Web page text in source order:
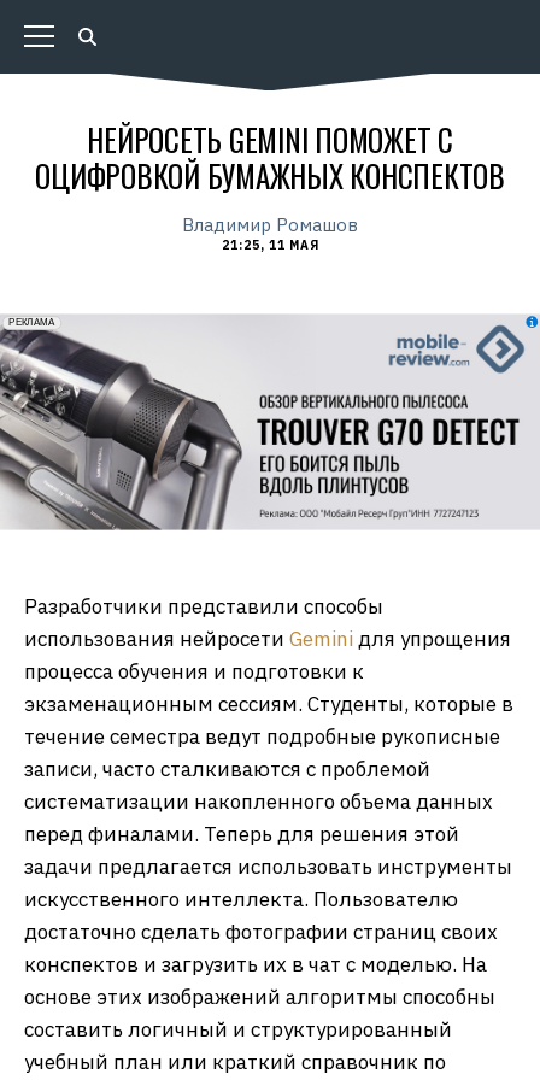
НЕЙРОСЕТЬ GEMINI ПОМОЖЕТ С
ОЦИФРОВКОЙ БУМАЖНЫХ КОНСПЕКТОВ
Владимир Ромашов
21:25, 11 МАЯ
erid: 2VfnxxmNzs5
РЕКЛАМА
Разработчики представили способы
использования нейросети Geminiдля упрощения
процесса обучения и подготовки к
экзаменационным сессиям. Студенты, которые в
течение семестра ведут подробные рукописные
записи, часто сталкиваются с проблемой
систематизации накопленного объема данных
перед финалами. Теперь для решения этой
задачи предлагается использовать инструменты
искусственного интеллекта. Пользователю
достаточно сделать фотографии страниц своих
конспектов и загрузить их в чат с моделью. На
основе этих изображений алгоритмы способны
составить логичный и структурированный
учебный план или краткий справочник по